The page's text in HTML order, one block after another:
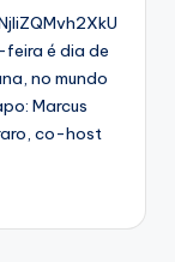
é dia de
no mundo
Marcus
co-host